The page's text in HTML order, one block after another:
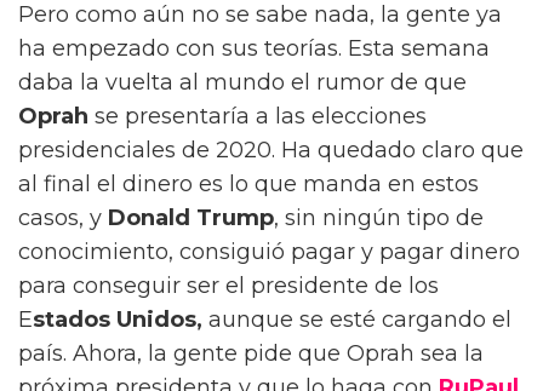
Pero como aún no se sabe nada, la gente ya
ha empezado con sus teorías. Esta semana
daba la vuelta al mundo el rumor de que
Oprah se presentaría a las elecciones
presidenciales de 2020. Ha quedado claro que
al final el dinero es lo que manda en estos
casos, y Donald Trump, sin ningún tipo de
conocimiento, consiguió pagar y pagar dinero
para conseguir ser el presidente de los
Estados Unidos, aunque se esté cargando el
país. Ahora, la gente pide que Oprah sea la